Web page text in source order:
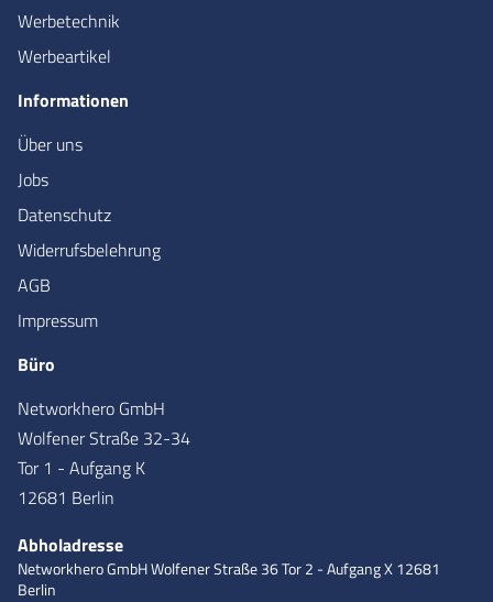
Werbetechnik
Werbeartikel
Informationen
Über uns
Jobs
Datenschutz
Widerrufsbelehrung
AGB
Impressum
Büro
Networkhero GmbH
Wolfener Straße 32-34
Tor 1 - Aufgang K
12681 Berlin
Abholadresse
Networkhero GmbHWolfener Straße 36Tor 2 - Aufgang X12681
Berlin